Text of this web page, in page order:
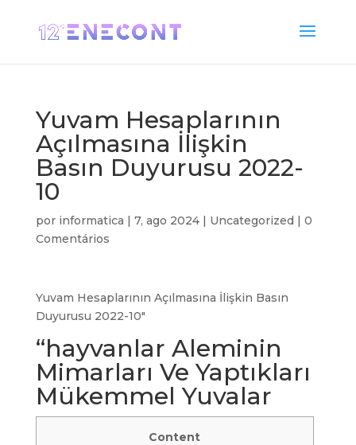
Yuvam Hesaplarının
Açılmasına İlişkin
Basın Duyurusu 2022-
10
por informatica | 7, ago 2024| Uncategorized | 0
Comentários
Yuvam Hesaplarının Açılmasına İlişkin Basın
Duyurusu 2022-10″
“hayvanlar Aleminin
Mimarları Ve Yaptıkları
Mükemmel Yuvalar
Content